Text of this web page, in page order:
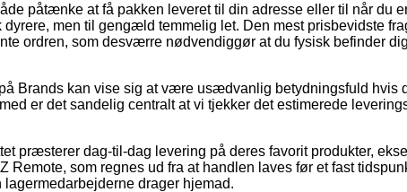
påtænke at få pakken leveret til din adresse eller til når du
men til gengæld temmelig let. Den mest prisbevidste
ordren, som desværre nødvendiggør at du fysisk befinder
Brands kan vise sig at være usædvanlig betydningsfuld hvis
er det sandelig centralt at vi tjekker det estimerede
præsterer dag-til-dag levering på deres favorit produkter,
Remote, som regnes ud fra at handlen laves før et fast
lagermedarbejderne drager hjemad.